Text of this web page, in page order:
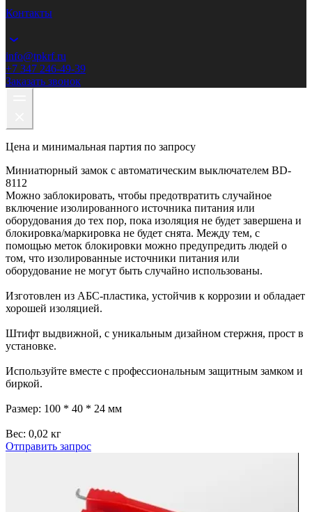
Контакты
info@tpkrf.ru
+7 347 246-49-39
Заказать звонок
Цена и минимальная партия по запросу
Миниатюрный замок с автоматическим выключателем BD-
8112
Можно заблокировать, чтобы предотвратить случайное
включение изолированного источника питания или
оборудования до тех пор, пока изоляция не будет завершена и
блокировка/маркировка не будет снята. Между тем, с
помощью меток блокировки можно предупредить людей о
том, что изолированные источники питания или
оборудование не могут быть случайно использованы.
Изготовлен из АБС-пластика, устойчив к коррозии и обладает
хорошей изоляцией.
Штифт выдвижной, с уникальным дизайном стержня, прост в
установке.
Используйте вместе с профессиональным защитным замком и
биркой.
Размер: 100 * 40 * 24 мм
Вес: 0,02 кг
Отправить запрос